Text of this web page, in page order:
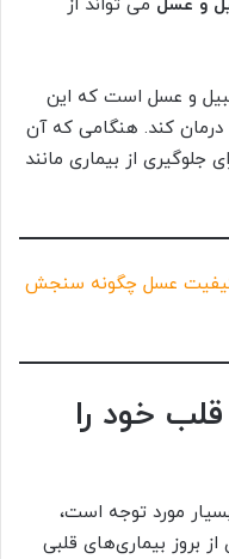
و عسل می تواند از
و عسل است که این
درمان کند. هنگامی که آن
جلوگیری از بیماری مانند
عسل چگونه سنجش
خود را
مورد توجه است،
بروز بیماری‌های قلبی